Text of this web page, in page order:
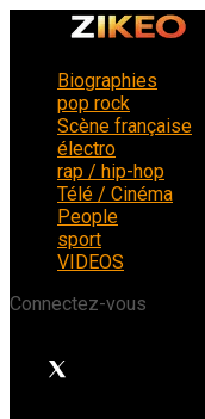
Biographies
pop rock
Scène française
électro
rap / hip-hop
Télé / Cinéma
People
sport
VIDEOS
Connectez-vous